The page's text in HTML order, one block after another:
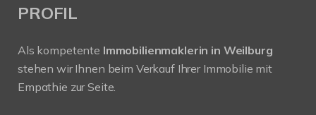
PROFIL
Als kompetente Immobilienmaklerin in Weilburg
stehen wir Ihnen beim Verkauf Ihrer Immobilie mit
Empathie zur Seite.